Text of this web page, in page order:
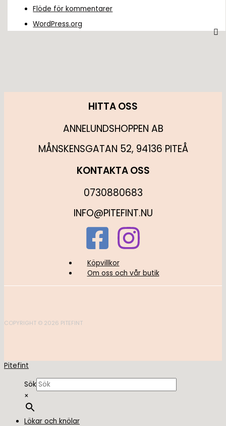
Flöde för kommentarer
WordPress.org
HITTA OSS
ANNELUNDSHOPPEN AB
MÅNSKENSGATAN 52, 94136 PITEÅ
KONTAKTA OSS
0730880683
INFO@PITEFINT.NU
Köpvillkor
Om oss och vår butik
COPYRIGHT © 2026 PITEFINT
Pitefint
Sök
×
Lökar och knölar